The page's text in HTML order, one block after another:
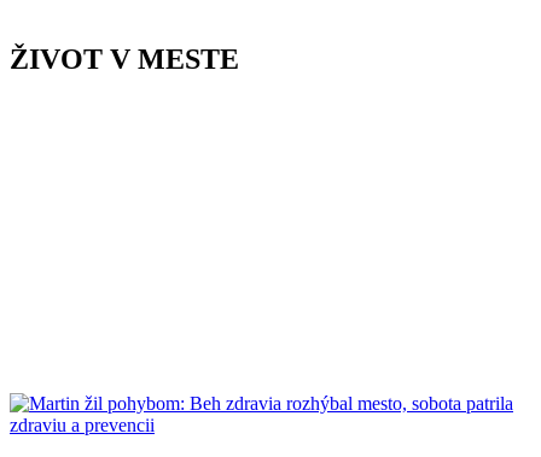
ŽIVOT V MESTE